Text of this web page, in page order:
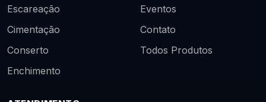
Escareação
Cimentação
Conserto
Enchimento
Eventos
Contato
Todos Produtos